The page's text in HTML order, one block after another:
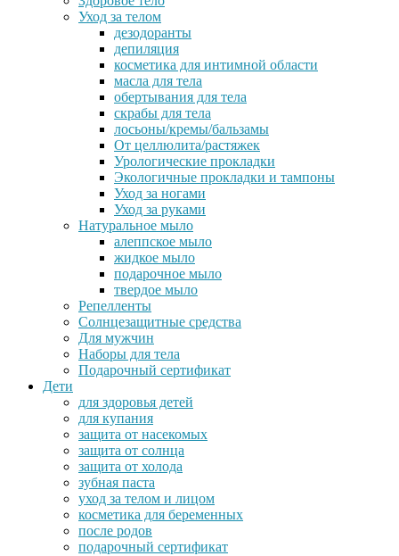
Уход за телом
дезодоранты
депиляция
косметика для интимной области
масла для тела
обертывания для тела
скрабы для тела
лосьоны/кремы/бальзамы
От целлюлита/растяжек
Урологические прокладки
Экологичные прокладки и тампоны
Уход за ногами
Уход за руками
Натуральное мыло
алеппское мыло
жидкое мыло
подарочное мыло
твердое мыло
Репелленты
Солнцезащитные средства
Для мужчин
Наборы для тела
Подарочный сертификат
Дети
для здоровья детей
для купания
защита от насекомых
защита от солнца
защита от холода
зубная паста
уход за телом и лицом
косметика для беременных
после родов
подарочный сертификат